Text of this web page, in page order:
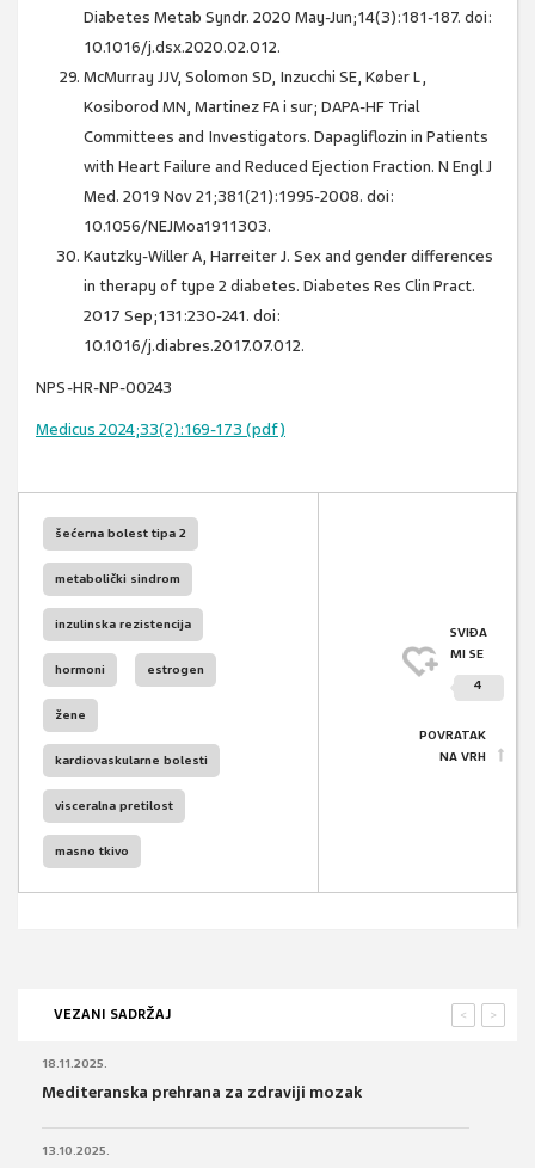
Diabetes Metab Syndr. 2020 May-Jun;14(3):181-187. doi:
10.1016/j.dsx.2020.02.012.
McMurray JJV, Solomon SD, Inzucchi SE, Køber L,
Kosiborod MN, Martinez FA i sur; DAPA-HF Trial
Committees and Investigators. Dapagliflozin in Patients
with Heart Failure and Reduced Ejection Fraction. N Engl J
Med. 2019 Nov 21;381(21):1995-2008. doi:
10.1056/NEJMoa1911303.
Kautzky-Willer A, Harreiter J. Sex and gender differences
in therapy of type 2 diabetes. Diabetes Res Clin Pract.
2017 Sep;131:230-241. doi:
10.1016/j.diabres.2017.07.012.
NPS-HR-NP-00243
Medicus 2024;33(2):169-173 (pdf)
šećerna bolest tipa 2
metabolički sindrom
inzulinska rezistencija
hormoni estrogen
žene
kardiovaskularne bolesti
visceralna pretilost
masno tkivo
SVIĐA
MI SE
4
POVRATAK
NA VRH
VEZANI SADRŽAJ >
<
18.11.2025.
Mediteranska prehrana za zdraviji mozak
13.10.2025.